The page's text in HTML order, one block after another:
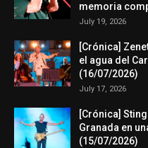
memoria
July 19, 2026
[Crónica]
el agua del
(16/07/2026)
July 17, 2026
[Crónica]
Granada en
(15/07/2026)